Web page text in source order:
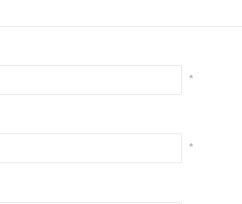
*
*